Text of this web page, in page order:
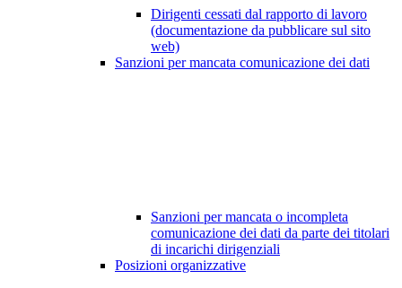
Dirigenti cessati dal rapporto di lavoro
(documentazione da pubblicare sul sito
web)
Sanzioni per mancata comunicazione dei dati
Sanzioni per mancata o incompleta
comunicazione dei dati da parte dei titolari
di incarichi dirigenziali
Posizioni organizzative